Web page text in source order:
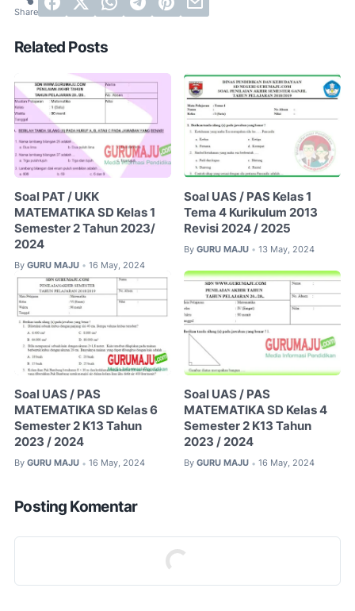
Related Posts
Soal PAT / UKK
MATEMATIKA SD Kelas 1
Semester 2 Tahun 2023/
2024
By GURU MAJU • 16 May, 2024
Soal UAS / PAS Kelas 1
Tema 4 Kurikulum 2013
Revisi 2024 / 2025
By GURU MAJU • 13 May, 2024
Soal UAS / PAS
MATEMATIKA SD Kelas 6
Semester 2 K13 Tahun
2023 / 2024
By GURU MAJU • 16 May, 2024
Soal UAS / PAS
MATEMATIKA SD Kelas 4
Semester 2 K13 Tahun
2023 / 2024
By GURU MAJU • 16 May, 2024
Posting Komentar